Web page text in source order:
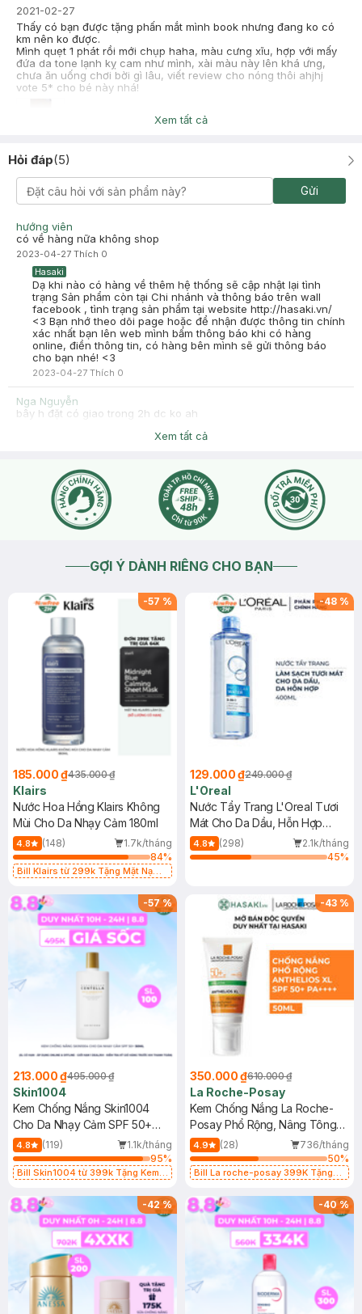
2021-02-27
Thấy có bạn được tặng phấn mắt mình book nhưng đang ko có
km nên ko được.
Mình quẹt 1 phát rồi mới chụp haha, màu cưng xĩu, hợp với mấy
đứa da tone lạnh kỵ cam như mình, xài màu này lên khá ưng,
chưa ăn uống chơi bời gì lâu, viết review cho nóng thôi ahjhj
vote 5* cho bé này nhá!
mai thị ly na
2020-12-19
Hàng ok, giá hợp lý, dc tặng kèm phấn mắt
Xem tất cả
Hỏi đáp(5)
Gửi
hướng viên
có về hàng nữa không shop
2023-04-27 Thích 0
Hasaki
Dạ khi nào có hàng về thêm hệ thống sẽ cập nhật lại tình
trạng Sản phẩm còn tại Chi nhánh và thông báo trên wall
facebook , tình trạng sản phẩm tại website http://hasaki.vn/
<3 Bạn nhớ theo dõi page hoặc để nhận được thông tin chính
xác nhất bạn lên web mình bấm thông báo khi có hàng
online, điền thông tin, có hàng bên mình sẽ gửi thông báo
cho bạn nhé! <3
2023-04-27 Thích 0
Nga Nguyễn
bây h đặt có giao trong 2h dc ko ah
dụng Nowfree ở link này nha: https://hasaki.vn/giao-hang-
duoi-120-phut.html + Hướng dẫn đặt đơn hàng Nowfree2h tại
website: https://hotro.hasaki.vn/huong-dan-dat-hang-2h.html
2021-03-06Thích
Xem tất cả
GỢI Ý DÀNH RIÊNG CHO BẠN
-57 %
185.000 ₫435.000 ₫
Klairs
Nước Hoa Hồng Klairs Không
Mùi Cho Da Nhạy Cảm 180ml
4.8 (148)
1.7k/tháng
84%
Bill Klairs từ 299k Tặng Mặt Nạ
25ml (SL Có Hạn)
-48 %
129.000 ₫249.000 ₫
L'Oreal
Nước Tẩy Trang L'Oreal Tươi
Mát Cho Da Dầu, Hỗn Hợp
400ml
4.8 (298)
2.1k/tháng
45%
-57%
213.000 ₫495.000 ₫
Skin1004
Kem Chống Nắng Skin1004
Cho Da Nhạy Cảm SPF 50+
50ml
4.8 (119)
1.1k/tháng
95%
Bill Skin1004 từ 399k Tặng Kem
SPF 50+ 20ml (SL Có Hạn)
-43 %
350.000 ₫610.000 ₫
La Roche-Posay
Kem Chống Nắng La Roche-
Posay Phổ Rộng, Nâng Tông
Kiềm Dầu 50ml
4.9 (28)
736/tháng
50%
Bill La roche-posay 399K Tặng
(SL có hạn)
-42% -40%